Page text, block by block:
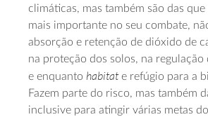
climáticas, mas também são das que
mais importante no seu combate,
absorção e retenção de dióxido de
na proteção dos solos, na regulação
e enquanto habitate refúgio para a
Fazem parte do risco, mas também
inclusive para atingir várias metas